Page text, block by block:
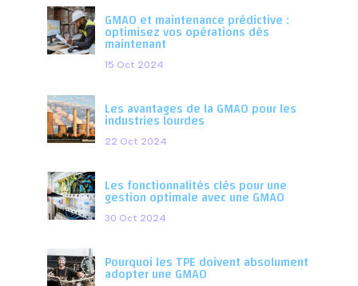
GMAO et maintenance prédictive :
optimisez vos opérations dès
maintenant
15 Oct 2024
Les avantages de la GMAO pour les
industries lourdes
22 Oct 2024
Les fonctionnalités clés pour une
gestion optimale avec une GMAO
30 Oct 2024
Pourquoi les TPE doivent absolument
adopter une GMAO